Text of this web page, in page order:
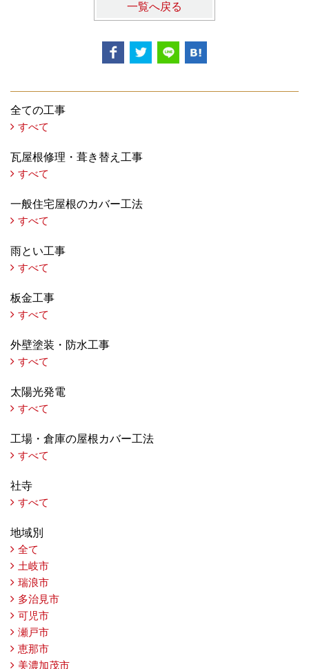
一覧へ戻る
全ての工事
すべて
瓦屋根修理・葺き替え工事
すべて
一般住宅屋根のカバー工法
すべて
雨とい工事
すべて
板金工事
すべて
外壁塗装・防水工事
すべて
太陽光発電
すべて
工場・倉庫の屋根カバー工法
すべて
社寺
すべて
地域別
全て
土岐市
瑞浪市
多治見市
可児市
瀬戸市
恵那市
美濃加茂市